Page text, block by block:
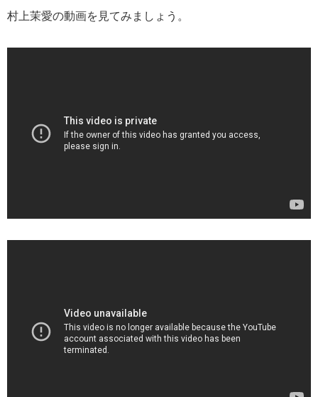
村上茉愛の動画を見てみましょう。